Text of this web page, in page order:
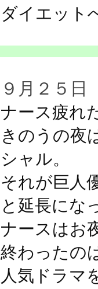
ダイエット
９月２５日
ナース疲れ
きのうの夜
シャル。
それが巨人
と延長にな
ナースはお
終わったの
人気ドラマ